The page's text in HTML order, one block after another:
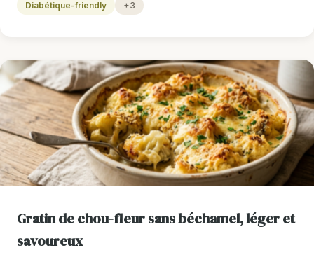
Diabétique-friendly +3
Gratin de chou-fleur sans béchamel, léger et
savoureux